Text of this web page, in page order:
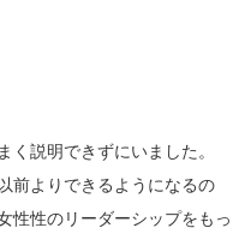
説明できずにいました。
前よりできるようになるの
性性のリーダーシップをもっ